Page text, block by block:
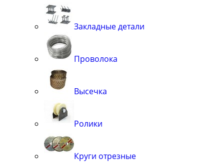
Закладные детали
Проволока
Высечка
Ролики
Круги отрезные